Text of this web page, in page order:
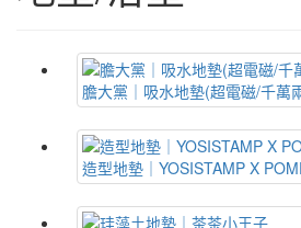
膽大黨｜吸水地墊(超電磁/千萬
造型地墊｜YOSISTAMP X